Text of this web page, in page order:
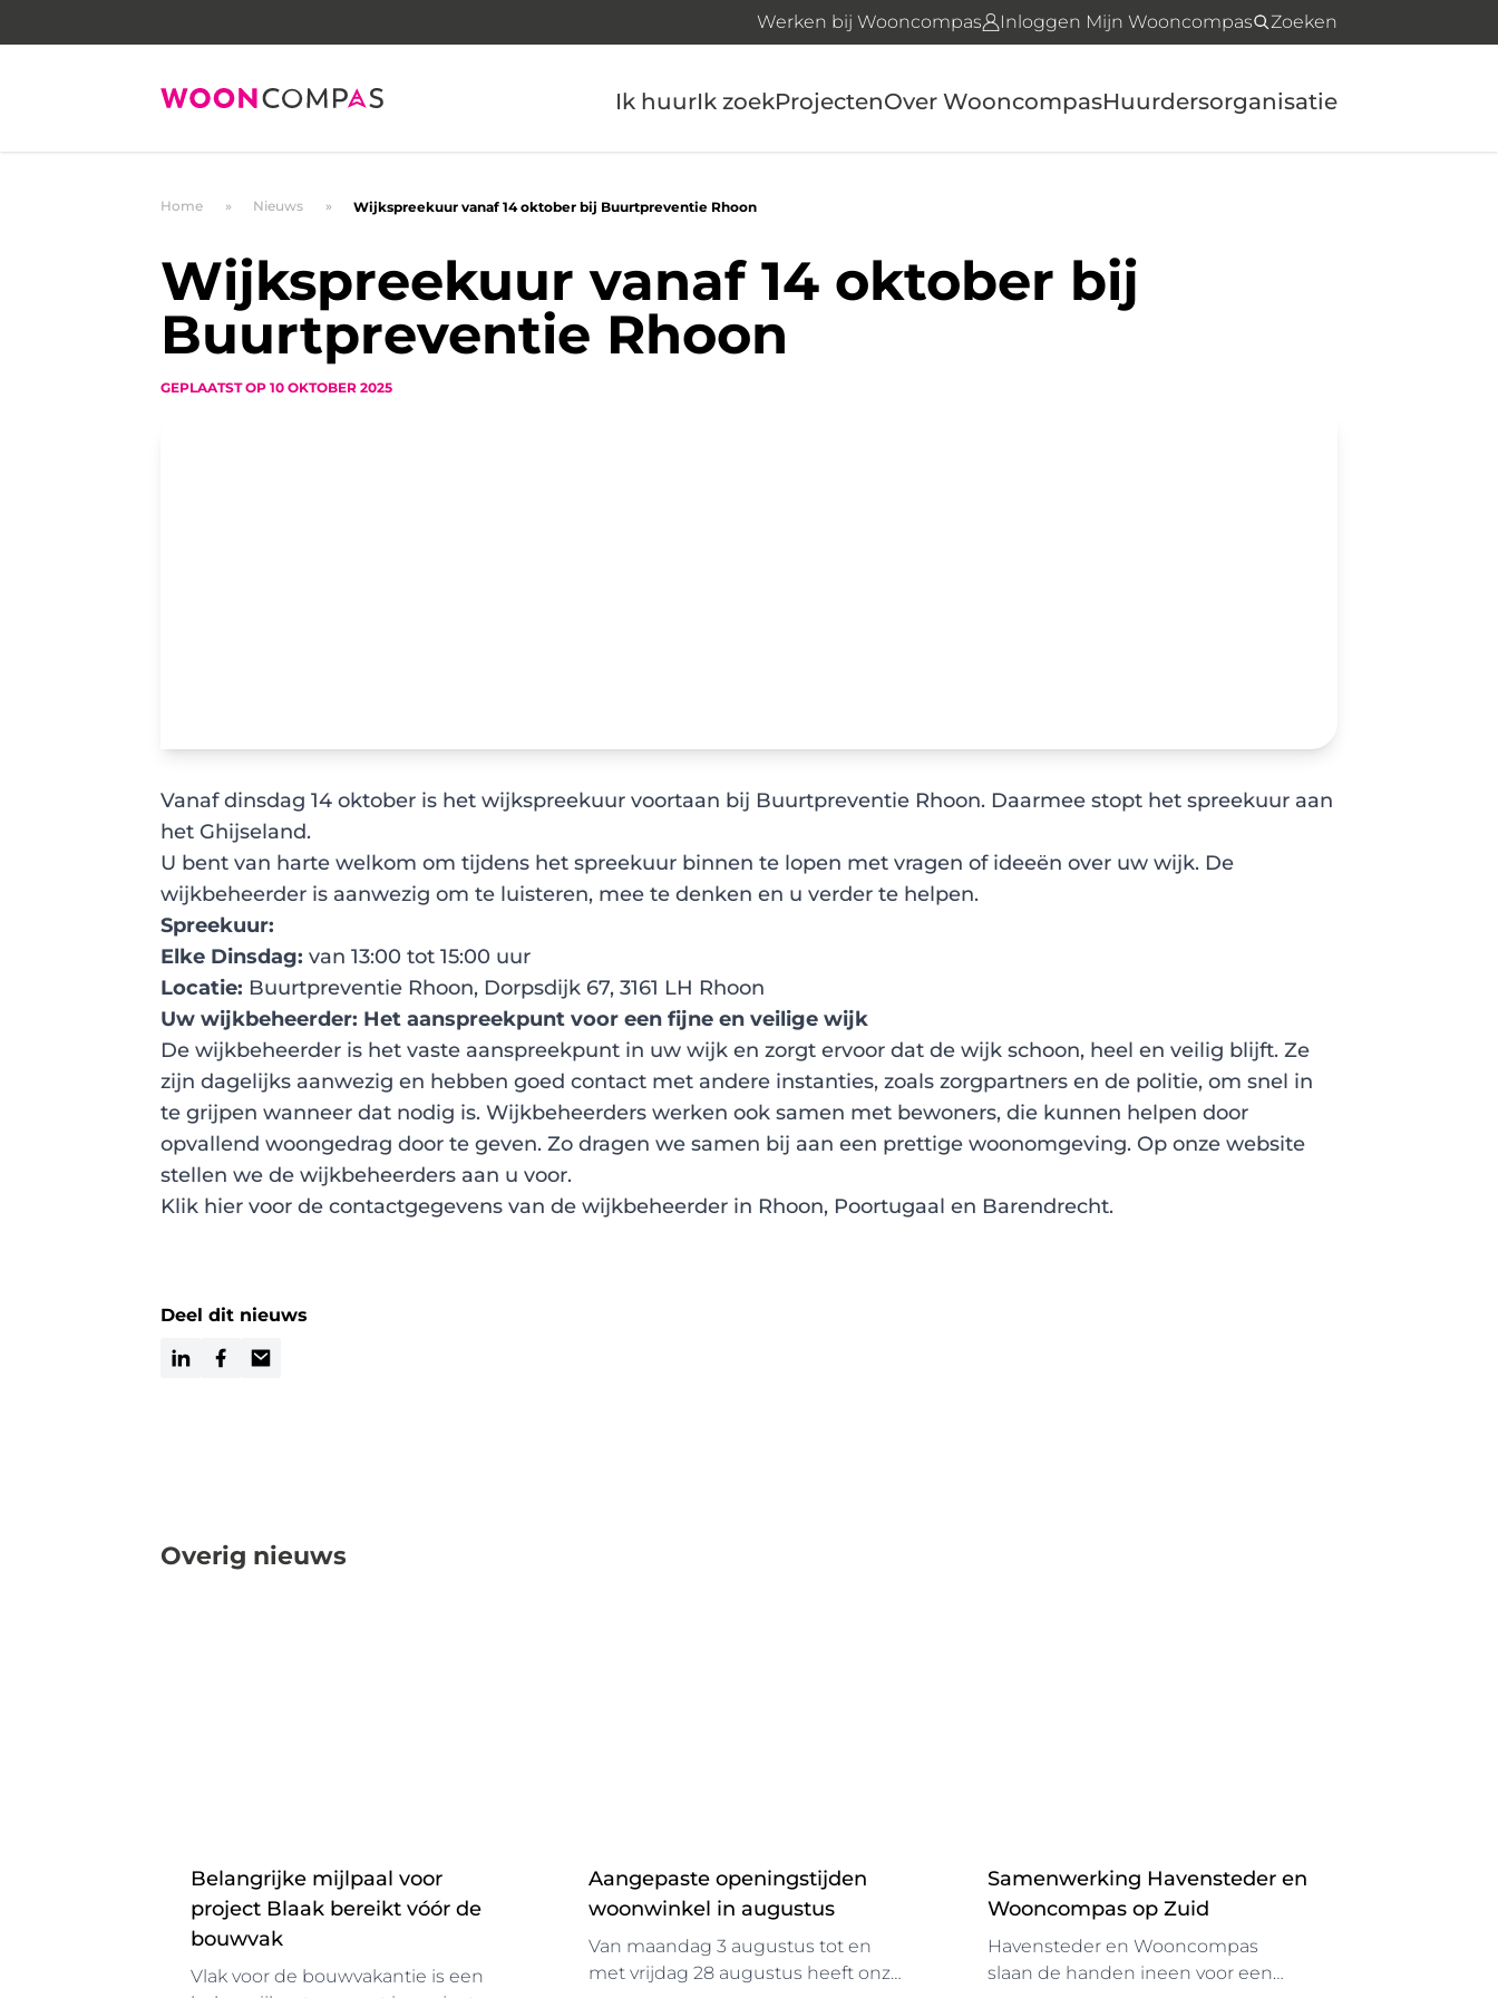
Werken bij Wooncompas Inloggen Mijn Wooncompas Zoeken
Ik huurIk zoekProjectenOver WooncompasHuurdersorganisatie
Home Nieuws Wijkspreekuur vanaf 14 oktober bij Buurtpreventie Rhoon
Wijkspreekuur vanaf 14 oktober bij
Buurtpreventie Rhoon
GEPLAATST OP 10 OKTOBER 2025
Vanaf dinsdag 14 oktober is het wijkspreekuur voortaan bij Buurtpreventie Rhoon. Daarmee stopt het spreekuur aan
het Ghijseland.
U bent van harte welkom om tijdens het spreekuur binnen te lopen met vragen of ideeën over uw wijk. De
wijkbeheerder is aanwezig om te luisteren, mee te denken en u verder te helpen.
Spreekuur:
Elke Dinsdag: van 13:00 tot 15:00 uur
Locatie: Buurtpreventie Rhoon, Dorpsdijk 67, 3161 LH Rhoon
Uw wijkbeheerder: Het aanspreekpunt voor een fijne en veilige wijk
De wijkbeheerder is het vaste aanspreekpunt in uw wijk en zorgt ervoor dat de wijk schoon, heel en veilig blijft. Ze
zijn dagelijks aanwezig en hebben goed contact met andere instanties, zoals zorgpartners en de politie, om snel in
te grijpen wanneer dat nodig is. Wijkbeheerders werken ook samen met bewoners, die kunnen helpen door
opvallend woongedrag door te geven. Zo dragen we samen bij aan een prettige woonomgeving. Op onze website
stellen we de wijkbeheerders aan u voor.
Klik hier voor de contactgegevens van de wijkbeheerder in Rhoon, Poortugaal en Barendrecht.
Deel dit nieuws
LinkedInFacebook
Email
Overig nieuws
Belangrijke mijlpaal voor
project Blaak bereikt vóór de
bouwvak
Vlak voor de bouwvakantie is een
Aangepaste openingstijden
woonwinkel in augustus
Van maandag 3 augustus tot en
met vrijdag 28 augustus heeft onze
Samenwerking Havensteder en
Wooncompas op Zuid
Havensteder en Wooncompas
slaan de handen ineen voor een